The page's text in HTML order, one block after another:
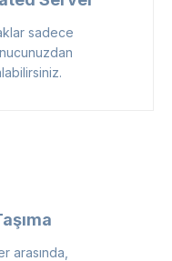
sadece
arasında,